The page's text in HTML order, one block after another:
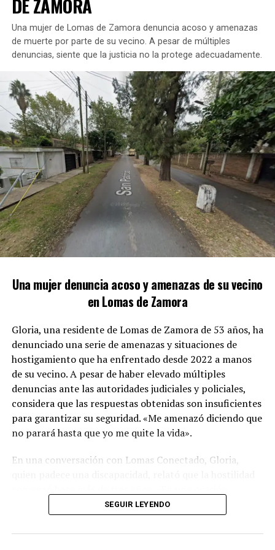
La investigación fue dirigida por la Unidad Funcional de
Instrucción N°14 del Departamento Judicial de Lomas
de Zamora, bajo la supervisión del fiscal Leonardo
Kaszewski, quien actuó con firmeza y rapidez.
DESMANTELAMIENTO DEL BÚNKER DE
COCAÍNA
Los agentes de la Delegación de Drogas Ilícitas de
intersección de las calles Unamuno y Australia. Con gran
sigilo, se posicionaron en los alrededores antes de
ingresar rápidamente a la propiedad, evitando así que el
sospechoso pudiera escapar.
ZONA MARGINAL DONDE SE LLEVÓ A CABO EL
OPERATIVO: UNAMUNO Y AUSTRALIA
DE ZAMORA
Una mujer de Lomas de Zamora denuncia acoso y amenazas
de muerte por parte de su vecino. A pesar de múltiples
denuncias, siente que la justicia no la protege adecuadamente.
Una mujer denuncia acoso y amenazas de su vecino
en Lomas de Zamora
Gloria, una residente de Lomas de Zamora de 53 años, ha
denunciado una serie de amenazas y situaciones de
hostigamiento que ha enfrentado desde 2022 a manos
de su vecino. A pesar de haber elevado múltiples
denuncias ante las autoridades judiciales y policiales,
considera que las respuestas obtenidas son insuficientes
para garantizar su seguridad. «Me amenazó diciendo que
no parará hasta que yo me quite la vida».
En una conversación con Lomas Conectado, Gloria,
cuando reclamé por el ruido, él se bajó los pantalones y
me mostró sus genitales, incitándome a realizar actos
indecorosos», narró.
SEGUIR LEYENDO